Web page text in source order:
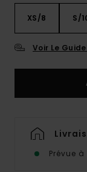
XS/8 S/
Voir Le
Prévue